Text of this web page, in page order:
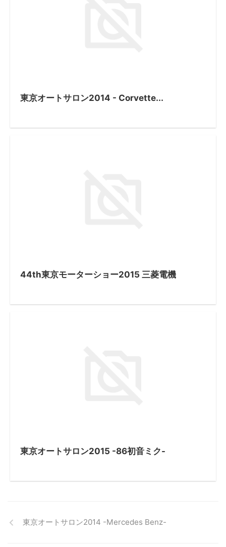
東京オートサロン2014 - Corvette...
44th東京モーターショー2015 三菱電機
東京オートサロン2015 -86初音ミク-
東京オートサロン2014 -Mercedes Benz-